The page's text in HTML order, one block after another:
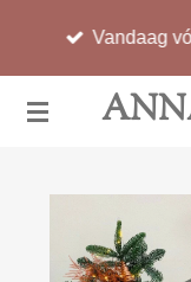
de
Vandaag